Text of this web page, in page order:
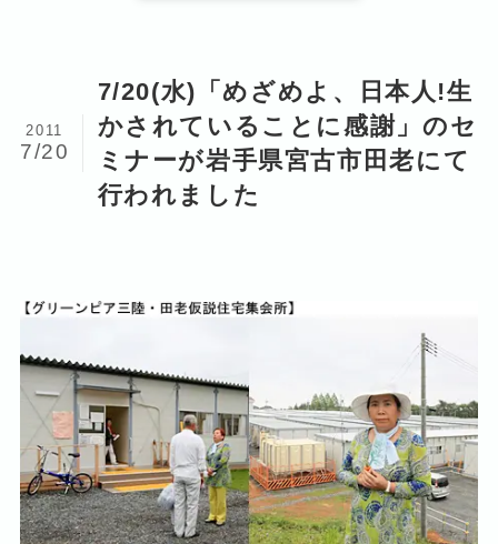
7/20(水)「めざめよ、日本人!生
かされていることに感謝」のセ
ミナーが岩手県宮古市田老にて
行われました
2011
7/20